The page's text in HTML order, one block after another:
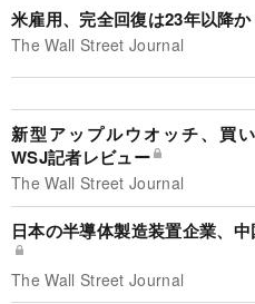
米雇用、完全回復は23年以降
The Wall Street Journal
新型アップルウオッチ、買
WSJ記者レビュー
The Wall Street Journal
日本の半導体製造装置企業、
The Wall Street Journal